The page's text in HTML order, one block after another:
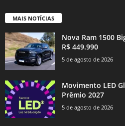
MAIS NOTÍCIAS
Nova Ram 1500
R$ 449.990
5 de agosto de 2026
Movimento LED
Prêmio 2027
5 de agosto de 2026